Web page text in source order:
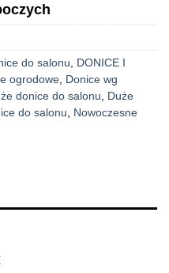
do salonu
DONICE I
ogrodowe Donice wg
donice do salonu
Duże
do salonu
Nowoczesne